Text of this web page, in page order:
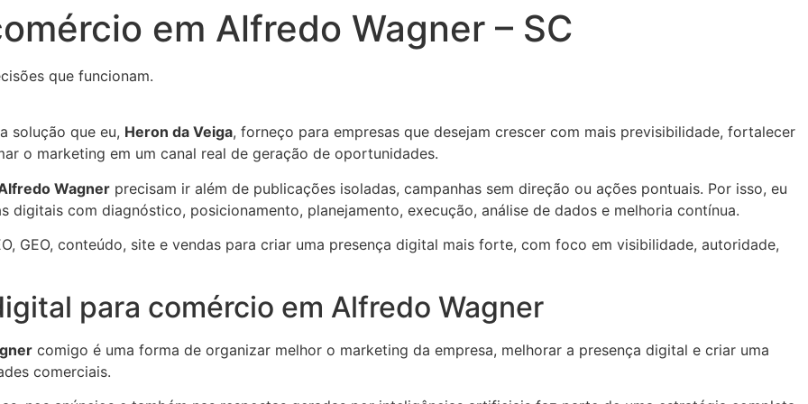
em Alfredo Wagner – SC
que funcionam.
solução que eu, Heron da Veiga, forneço para empresas que desejam crescer com mais previsibilidade, fortalecer
o marketing em um canal real de geração de oportunidades.
Wagner precisam ir além de publicações isoladas, campanhas sem direção ou ações pontuais. Por isso, eu
com diagnóstico, posicionamento, planejamento, execução, análise de dados e melhoria contínua.
GEO, conteúdo, site e vendas para criar uma presença digital mais forte, com foco em visibilidade, autoridade,
para comércio em Alfredo Wagner
comigo é uma forma de organizar melhor o marketing da empresa, melhorar a presença digital e criar uma
comerciais.